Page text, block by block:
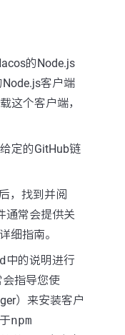
的Node.js
客户端
这个客户端，
定的GitHub链
，找到并阅
通常会提供关
细指南。
中的说明进行
指导您使
）来安装客户
npm